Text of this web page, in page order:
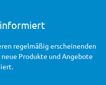
regelmäßig erscheinenden
Produkte und Angebote